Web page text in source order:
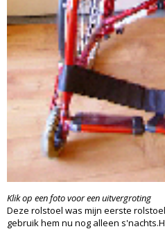
Klik op een foto voor een uitvergroting
Deze rolstoel was mijn eerste
gebruik hem nu nog alleen